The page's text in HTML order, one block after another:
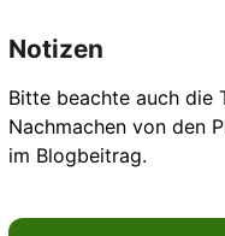
Notizen
Bitte beachte auch die
Nachmachen von den
im Blogbeitrag.